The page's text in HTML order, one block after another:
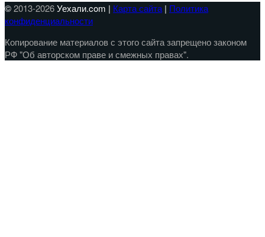
©2013-2026Уехали.com | Карта сайта| Политика
конфиденциальности
Копирование материалов с этого сайта запрещено законом
РФ "Об авторском праве и смежных правах".